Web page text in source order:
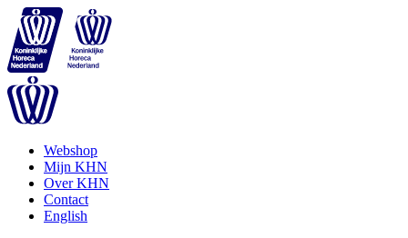
Webshop
Mijn KHN
Over KHN
Contact
English